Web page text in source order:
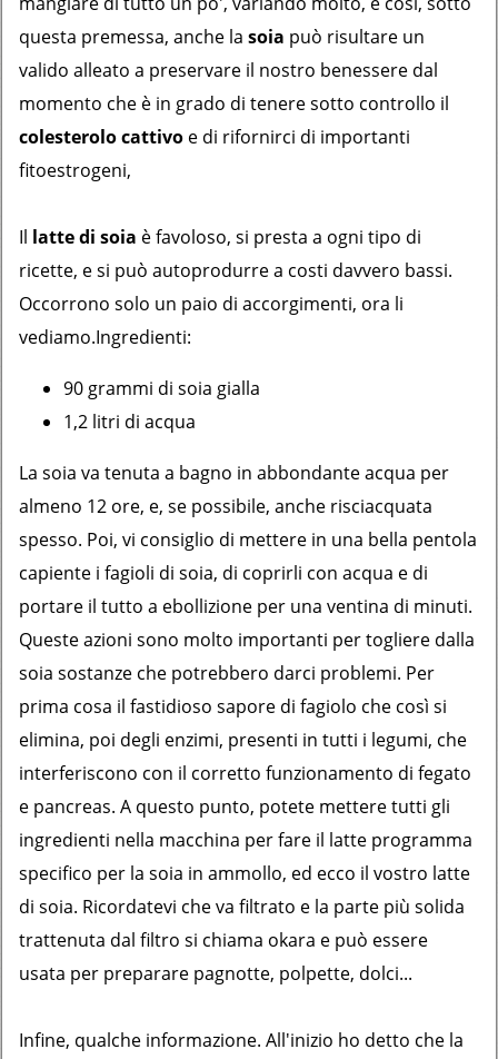
questa premessa, anche lasoia può risultare un
valido alleato a preservare il nostro benessere dal
momento che è in grado di tenere sotto controllo il
colesterolo cattivo e di rifornirci di importanti
fitoestrogeni,
Il latte di soia è favoloso, si presta a ogni tipo di
ricette, e si può autoprodurre a costi davvero bassi.
Occorrono solo un paio di accorgimenti, ora li
vediamo.Ingredienti:
90 grammi di soia gialla
1,2 litri di acqua
La soia va tenuta a bagno in abbondante acqua per
almeno 12 ore, e, se possibile, anche risciacquata
spesso. Poi, vi consiglio di mettere in una bella pentola
capiente i fagioli di soia, di coprirli con acqua e di
portare il tutto a ebollizione per una ventina di minuti.
Queste azioni sono molto importanti per togliere dalla
soia sostanze che potrebbero darci problemi. Per
prima cosa il fastidioso sapore di fagiolo che così si
elimina, poi degli enzimi, presenti in tutti i legumi, che
interferiscono con il corretto funzionamento di fegato
e pancreas. A questo punto, potete mettere tutti gli
ingredienti nella macchina per fare il latte programma
specifico per la soia in ammollo, ed ecco il vostro latte
di soia. Ricordatevi che va filtrato e la parte più solida
trattenuta dal filtro si chiama okara e può essere
usata per preparare pagnotte, polpette, dolci...
Infine, qualche informazione. All'inizio ho detto che la